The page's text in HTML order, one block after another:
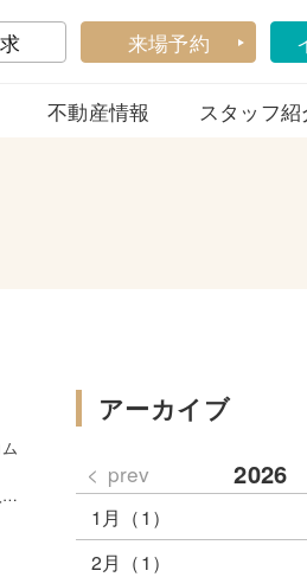
来場予約
不動産情報 スタッフ紹
アーカイブ
prev 2026
1月（1）
2月（1）